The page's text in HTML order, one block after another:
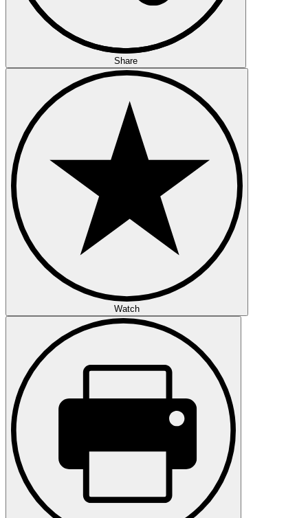
Share
Watch